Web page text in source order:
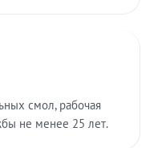
смол, рабочая
не менее 25 лет.